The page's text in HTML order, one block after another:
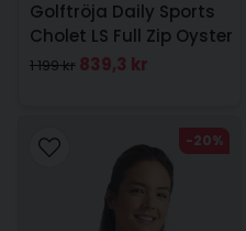
Golftröja Daily Sports
Cholet LS Full Zip Oyster
1 199 kr 839,3 kr
-20%